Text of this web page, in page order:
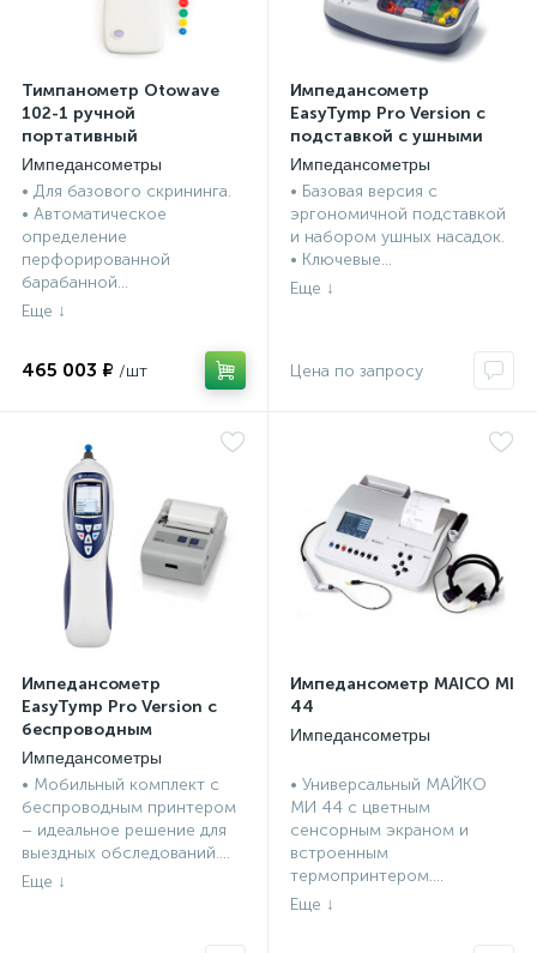
Тимпанометр Otowave
102-1 ручной
портативный
Импедансометры
• Для базового скрининга.
• Автоматическое
определение
перфорированной
барабанной...
465 003 ₽
Импедансометр
EasyTymp Pro Version с
подставкой c ушными
насадками MAICO
Импедансометры
• Базовая версия с
эргономичной подставкой
и набором ушных насадок.
• Ключевые...
Цена по запросу
Импедансометр
EasyTymp Pro Version с
беспроводным
принтером MAICO
Импедансометры
• Мобильный комплект с
беспроводным принтером
– идеальное решение для
выездных обследований....
Импедансометр MAICO MI
44
Импедансометры
• Универсальный МАЙКО
МИ 44 с цветным
сенсорным экраном и
встроенным
термопринтером....